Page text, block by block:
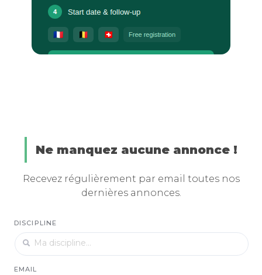
Ne manquez aucune annonce !
Recevez régulièrement par email toutes nos
dernières annonces.
DISCIPLINE
EMAIL